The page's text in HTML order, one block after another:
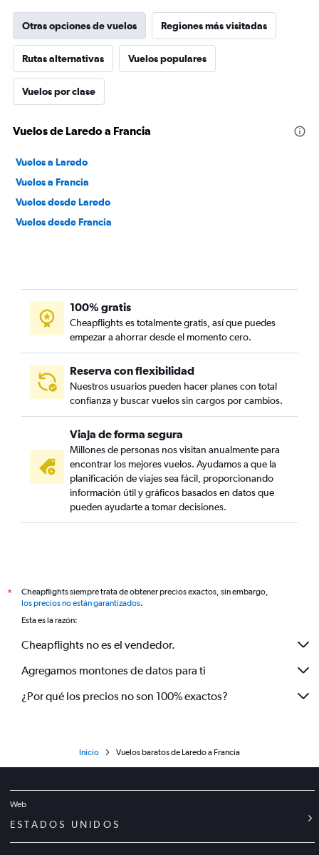
Otras opciones de vuelos Regiones más visitadas
Rutas alternativas Vuelos populares
Vuelos por clase
Vuelos de Laredo a Francia
Vuelos a Laredo
Vuelos a Francia
Vuelos desde Laredo
Vuelos desde Francia
100% gratis
Cheapflights es totalmente gratis, así que puedes
empezar a ahorrar desde el momento cero.
Reserva con flexibilidad
Nuestros usuarios pueden hacer planes con total
confianza y buscar vuelos sin cargos por cambios.
Viaja de forma segura
Millones de personas nos visitan anualmente para
encontrar los mejores vuelos. Ayudamos a que la
planificación de viajes sea fácil, proporcionando
información útil y gráficos basados en datos que
pueden ayudarte a tomar decisiones.
*
Cheapflights siempre trata de obtener precios exactos, sin embargo,
los precios no están garantizados.
Esta es la razón:
Cheapflights no es el vendedor.
Agregamos montones de datos para ti
¿Por qué los precios no son 100% exactos?
Inicio Vuelos baratos de Laredo a Francia
Web
ESTADOS UNIDOS